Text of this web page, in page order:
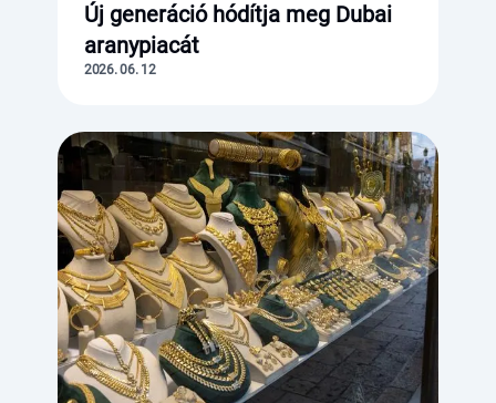
Új generáció hódítja meg Dubai
aranypiacát
2026. 06. 12